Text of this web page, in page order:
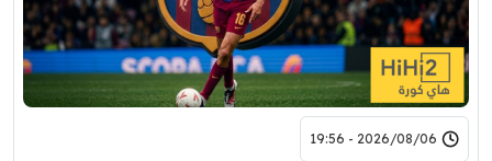
2026/08/06 - 19:56